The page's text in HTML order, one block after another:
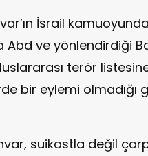
İsrail
Abd ve yönlendirdiği
terör
bir eylemi
suikastla değil